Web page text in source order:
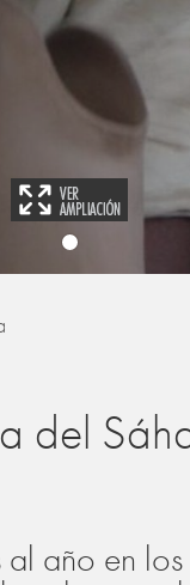
del
al año en